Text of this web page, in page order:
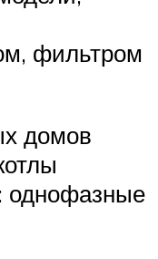
фильтром
домов
однофазные